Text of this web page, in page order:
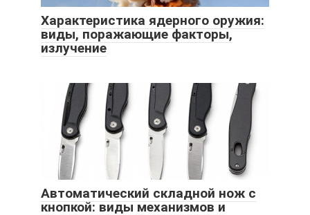
Характеристика ядерного оружия:
виды, поражающие факторы,
излучение
Автоматический складной нож с
кнопкой: виды механизмов и